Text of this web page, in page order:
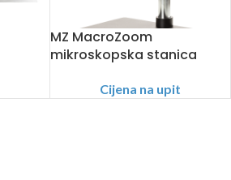
MZ MacroZoom
mikroskopska stanica
Cijena na upit